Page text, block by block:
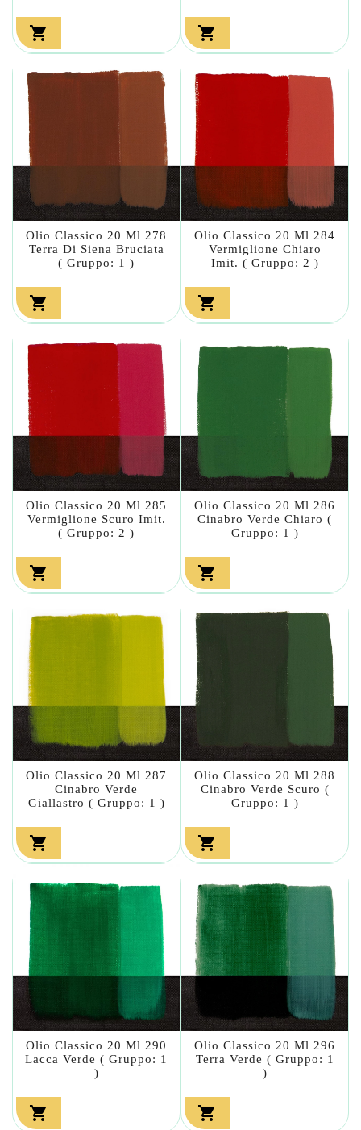
 
Olio Classico 20 Ml 278
Terra Di Siena Bruciata
( Gruppo: 1 )

Olio Classico 20 Ml 284
Vermiglione Chiaro
Imit. ( Gruppo: 2 )

Olio Classico 20 Ml 285
Vermiglione Scuro Imit.
( Gruppo: 2 )

Olio Classico 20 Ml 286
Cinabro Verde Chiaro (
Gruppo: 1 )

Olio Classico 20 Ml 287
Cinabro Verde
Giallastro ( Gruppo: 1 )

Olio Classico 20 Ml 288
Cinabro Verde Scuro (
Gruppo: 1 )

Olio Classico 20 Ml 290
Lacca Verde ( Gruppo: 1
)

Olio Classico 20 Ml 296
Terra Verde ( Gruppo: 1
)
